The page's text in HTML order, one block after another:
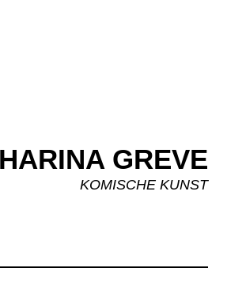
GREVE
KOMISCHE KUNST